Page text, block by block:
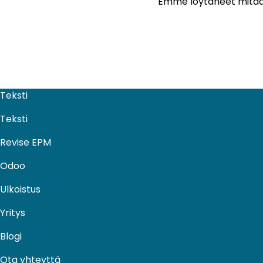
Teksti
Teksti
Revise EPM
Odoo
Ulkoistus​
Yritys
Blogi
Ota yhteyttä